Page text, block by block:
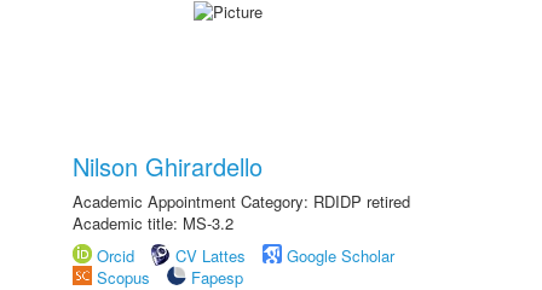
Nilson Ghirardello
Academic Appointment Category: RDIDP retired
Academic title: MS-3.2
Orcid
CV Lattes
Google Scholar
Scopus
Fapesp